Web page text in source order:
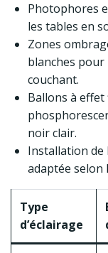
Photophores
les tables en
Zones
blanches
couchant.
Ballons à effet
noir clair.
Installation de
adaptée selon
Type
d’éclairage